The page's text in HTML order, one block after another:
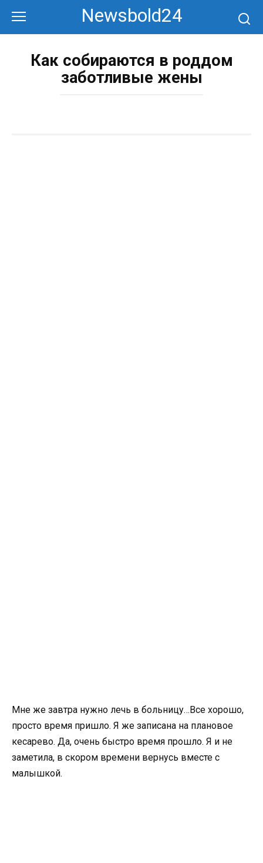
контенту
Newsbold24
Как собираются в роддом
заботливые жены
Мне же завтра нужно лечь в больницу…Все хорошо,
просто время пришло. Я же записана на плановое
кесарево. Да, очень быстро время прошло. Я и не
заметила, в скором времени вернусь вместе с
малышкой.